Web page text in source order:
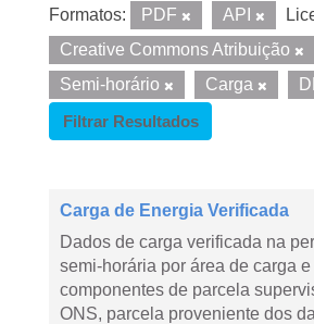
Formatos: PDF API
Creative Commons Atribuição
Semi-horário
Carga
Filtrar Resultados
Carga de Energia Verificada
Dados de carga verificada na
semi-horária por área de carga
componentes de parcela
ONS, parcela proveniente dos